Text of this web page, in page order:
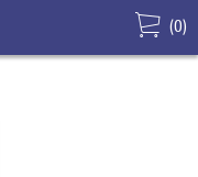
(0)